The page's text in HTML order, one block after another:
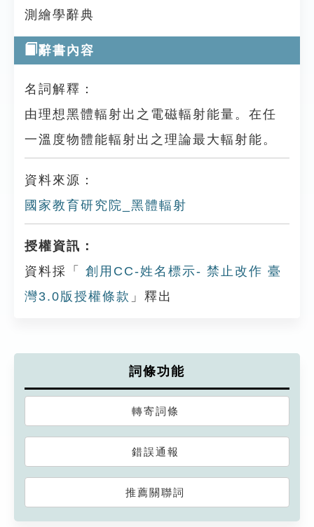
測繪學辭典
辭書內容
名詞解釋：
由理想黑體輻射出之電磁輻射能量。在任
一溫度物體能輻射出之理論最大輻射能。
資料來源：
國家教育研究院_黑體輻射
授權資訊：
資料採「
創用CC-姓名標示- 禁止改作 臺
灣3.0版授權條款 」釋出
詞條功能
轉寄詞條
錯誤通報
推薦關聯詞